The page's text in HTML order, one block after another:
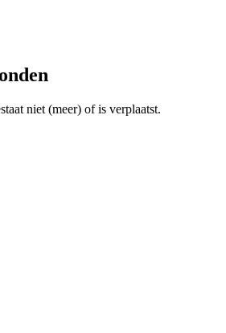
niet (meer) of is verplaatst.